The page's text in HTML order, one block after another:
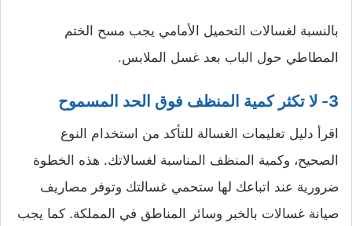
بالنسبة لغسالات التحميل الأمامي يجب مسح الختم
المطاطي حول الباب بعد غسل الملابس.
3- لا تكثر كمية المنظف فوق الحد المسموح
اقرأ دليل تعليمات الغسالة للتأكد من استخدام النوع
الصحيح، وكمية المنظف المناسبة لغسالاتك. هذه الخطوة
ضرورية عند اتباعك لها ستحمي غسالتك وتوفر مصاريف
صيانة غسالات بالخبر وسائر المناطق في المملكة. كما يجب